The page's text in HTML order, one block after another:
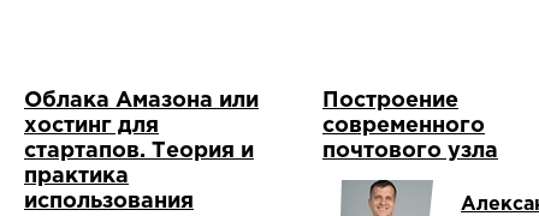
Облака Амазона или
хостинг для
стартапов. Теория и
практика
использования
Построение
современного
почтового узла